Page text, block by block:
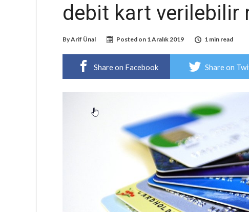
debit kart verilebilir
ByArif Ünal Posted on 1 Aralık 2019 1 min read
Share on Facebook Share on